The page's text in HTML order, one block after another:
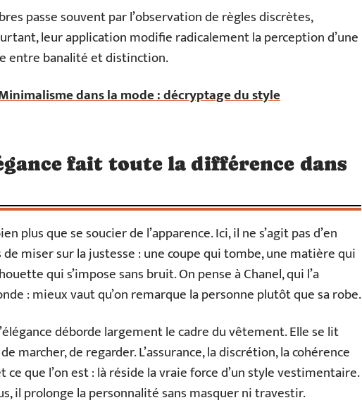
passe souvent par l’observation de règles discrètes,
leur application modifie radicalement la perception d’une
entre banalité et distinction.
dans la mode : décryptage du style
fait toute la différence dans
plus que se soucier de l’apparence. Ici, il ne s’agit pas d’en
miser sur la justesse : une coupe qui tombe, une matière qui
qui s’impose sans bruit. On pense à Chanel, qui l’a
: mieux vaut qu’on remarque la personne plutôt que sa robe.
déborde largement le cadre du vêtement. Elle se lit
marcher, de regarder. L’assurance, la discrétion, la cohérence
que l’on est : là réside la vraie force d’un style vestimentaire.
il prolonge la personnalité sans masquer ni travestir.